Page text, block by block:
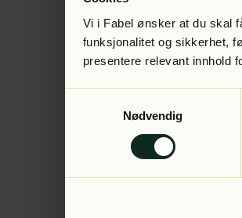
Vi i Fabel ønsker at du skal
funksjonalitet og sikkerhet,
presentere relevant innhold
Nødvendig
Application